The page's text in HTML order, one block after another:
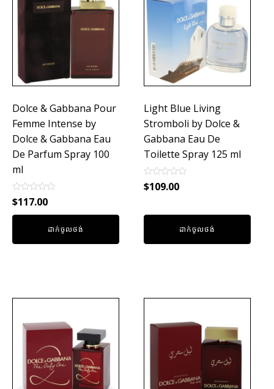
Dolce & Gabbana Pour
Femme Intense by
Dolce & Gabbana Eau
De Parfum Spray 100
ml
Rated
0
out
$117.00
ដាក់ចូលថង់
Light Blue Living
Stromboli by Dolce &
Gabbana Eau De
Toilette Spray 125 ml
Rated
0
5
$109.00
ដាក់ចូលថង់